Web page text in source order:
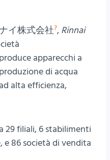
イ株式会社?, Rinnai
apparecchi a
di acqua
alta efficienza,
29 filiali, 6 stabilimenti
e 86 società di vendita